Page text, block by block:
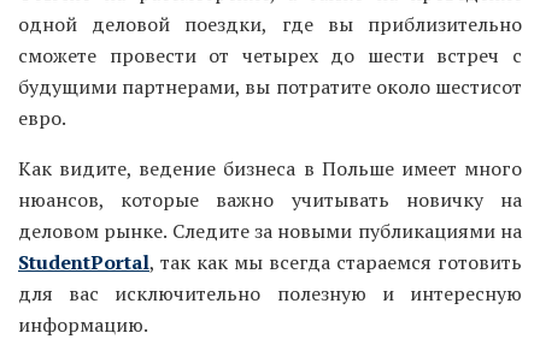
одной деловой поездки, где вы приблизительно
сможете провести от четырех до шести встреч с
будущими партнерами, вы потратите около шестисот
евро.
Как видите, ведение бизнеса в Польше имеет много
нюансов, которые важно учитывать новичку на
деловом рынке. Следите за новыми публикациями на
StudentPortal, так как мы всегда стараемся готовить
для вас исключительно полезную и интересную
информацию.